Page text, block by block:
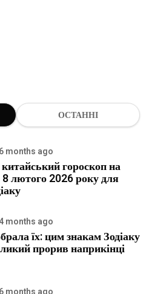
ОСТАННІ
6 months ago
гороскоп на
лютого 2026 року для
4 months ago
їх: цим знакам Зодіаку
прорив наприкінці